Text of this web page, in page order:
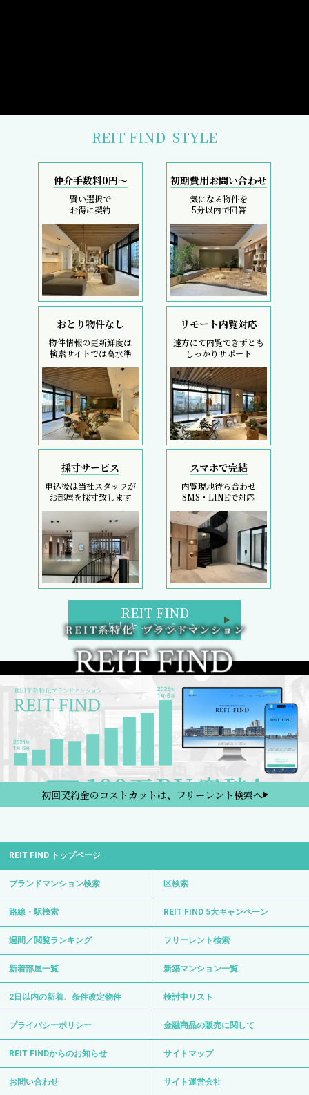
REIT FIND STYLE
仲介手数料0円～
賢い選択で
お得に契約
初期費用お問い合わせ
気になる物件を
5分以内で回答
おとり物件なし
物件情報の更新鮮度は
検索サイトでは高水準
リモート内覧対応
遠方にて内覧できずとも
しっかりサポート
採寸サービス
申込後は当社スタッフが
お部屋を採寸致します
スマホで完結
内覧現地待ち合わせ
SMS・LINEで対応
REIT FIND
5大キャンペーン
初回契約金のコストカットは、フリーレント検索へ
REIT FIND トップページ
ブランドマンション検索 区検索
路線・駅検索 REIT FIND 5大キャンペーン
週間／閲覧ランキング フリーレント検索
新着部屋一覧 新築マンション一覧
2日以内の新着、条件改定物件 検討中リスト
プライバシーポリシー 金融商品の販売に関して
REIT FINDからのお知らせ サイトマップ
お問い合わせ サイト運営会社